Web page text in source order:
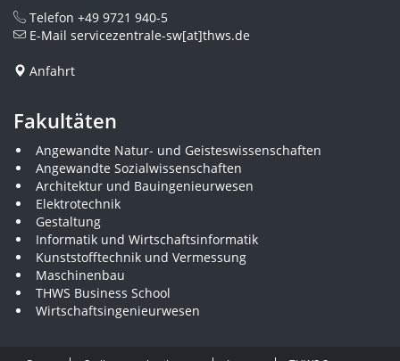
Telefon +49 9721 940-5
E-Mail servicezentrale-sw[at]thws.de
Anfahrt
Fakultäten
Angewandte Natur- und Geisteswissenschaften
Angewandte Sozialwissenschaften
Architektur und Bauingenieurwesen
Elektrotechnik
Gestaltung
Informatik und Wirtschaftsinformatik
Kunststofftechnik und Vermessung
Maschinenbau
THWS Business School
Wirtschaftsingenieurwesen